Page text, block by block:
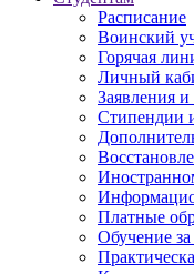
Расписание
Воинский
Горячая
Личный
Заявления и
Стипендии
Платные
Обучение